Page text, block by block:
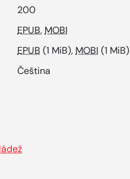
200
EPUB, MOBI
EPUB (1 MiB), MOBI (1 MiB)
Čeština